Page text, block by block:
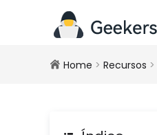
Home > Recursos >